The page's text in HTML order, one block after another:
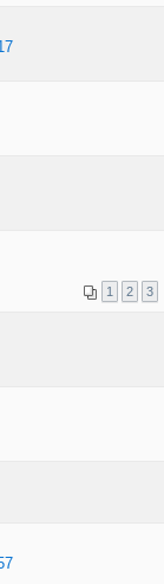
1 2 3